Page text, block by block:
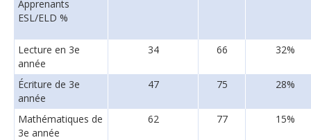
Apprenants
ESL/ELD %
Lecture en 3e
année
34 66 32%
Écriture de 3e
année
47 75 28%
Mathématiques de
3e année
62 77 15%